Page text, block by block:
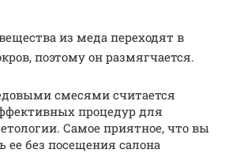
из меда переходят в
поэтому он размягчается.
смесями считается
процедур для
Самое приятное, что вы
ее без посещения салона